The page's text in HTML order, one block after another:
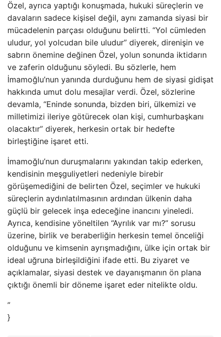
Özel, ayrıca yaptığı konuşmada, hukuki süreçlerin ve
davaların sadece kişisel değil, aynı zamanda siyasi bir
mücadelenin parçası olduğunu belirtti. “Yol cümleden
uludur, yol yolcudan bile uludur” diyerek, direnişin ve
sabrın önemine değinen Özel, yolun sonunda iktidarın
ve zaferin olduğunu söyledi. Bu sözlerle, hem
İmamoğlu’nun yanında durduğunu hem de siyasi gidişat
hakkında umut dolu mesajlar verdi. Özel, sözlerine
devamla, “Eninde sonunda, bizden biri, ülkemizi ve
milletimizi ileriye götürecek olan kişi, cumhurbaşkanı
olacaktır” diyerek, herkesin ortak bir hedefte
birleştiğine işaret etti.
İmamoğlu’nun duruşmalarını yakından takip ederken,
kendisinin meşguliyetleri nedeniyle birebir
görüşemediğini de belirten Özel, seçimler ve hukuki
süreçlerin aydınlatılmasının ardından ülkenin daha
güçlü bir gelecek inşa edeceğine inancını yineledi.
Ayrıca, kendisine yöneltilen “Ayrılık var mı?” sorusu
üzerine, birlik ve beraberliğin herkesin temel önceliği
olduğunu ve kimsenin ayrışmadığını, ülke için ortak bir
ideal uğruna birleşildiğini ifade etti. Bu ziyaret ve
açıklamalar, siyasi destek ve dayanışmanın ön plana
çıktığı önemli bir döneme işaret eder nitelikte oldu.
”
}